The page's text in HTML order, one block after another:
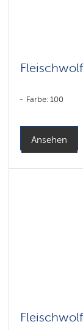
Farbe: 100
Ansehen